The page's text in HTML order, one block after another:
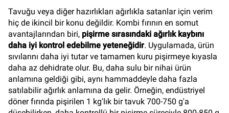
Tavuğu veya diğer hazırlıkları ağırlıkla satanlar için verim
hiç de ikincil bir konu değildir. Kombi fırının en somut
avantajlarından biri, pişirme sırasındaki ağırlık kaybını
daha iyi kontrol edebilme yeteneğidir. Uygulamada, ürün
sıvılarını daha iyi tutar ve tamamen kuru pişirmeye kıyasla
daha az dehidrate olur. Bu, daha sulu bir nihai ürün
anlamına geldiği gibi, aynı hammaddeyle daha fazla
satılabilir ağırlık anlamına da gelir. Örneğin, endüstriyel
döner fırında pişirilen 1 kg'lık bir tavuk 700-750 g'a